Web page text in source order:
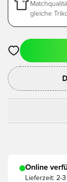
gleiche
Öffnet ein
Online
Lieferzeit: 2-